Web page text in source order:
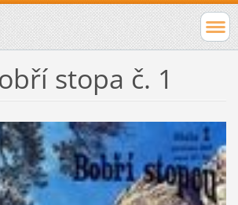
stopa č. 1